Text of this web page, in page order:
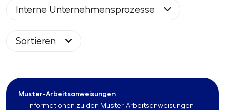
Interne Unternehmensprozesse
Sortieren
Muster-Arbeitsanweisungen
Informationen zu den Muster-Arbeitsanweisungen